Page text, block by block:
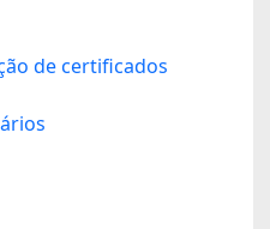
de certificados